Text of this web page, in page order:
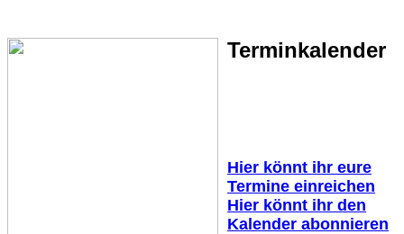
Terminkalender
Hier könnt ihr eure
Termine einreichen
Hier könnt ihr den
Kalender abonnieren